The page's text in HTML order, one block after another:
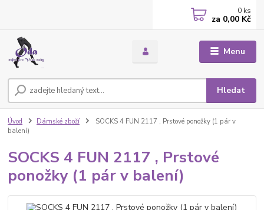
Menu
Hledat
0 ks
za 0,00 Kč
Úvod Dámské zboží
SOCKS 4 FUN 2117 , Prstové ponožky (1 pár v
balení)
SOCKS 4 FUN 2117 , Prstové
ponožky (1 pár v balení)